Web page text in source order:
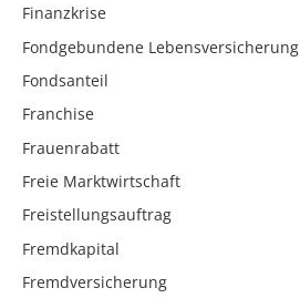
Finanzkrise
Fondgebundene Lebensversicherung
Fondsanteil
Franchise
Frauenrabatt
Freie Marktwirtschaft
Freistellungsauftrag
Fremdkapital
Fremdversicherung